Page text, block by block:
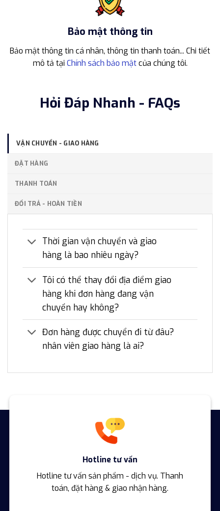
Bảo mật thông tin
Bảo mật thông tin cá nhân, thông tin thanh toán... Chi tiết
mô tả tại Chính sách bảo mậtcủa chúng tôi.
Hỏi Đáp Nhanh - FAQs
VẬN CHUYỂN - GIAO HÀNG
ĐẶT HÀNG
THANH TOÁN
ĐỔI TRẢ - HOÀN TIỀN
Thời gian vận chuyển và giao
hàng là bao nhiêu ngày?
Tôi có thể thay đổi địa điểm giao
hàng khi đơn hàng đang vận
chuyển hay không?
Đơn hàng được chuyển đi từ đâu?
nhân viên giao hàng là ai?
Hotline tư vấn
Hotline tư vấn sản phẩm - dịch vụ. Thanh
toán, đặt hàng & giao nhận hàng.